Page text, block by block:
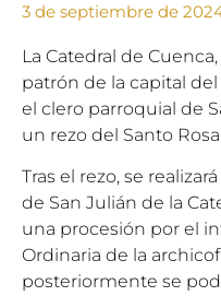
3 de septiembre de
La Catedral de
patrón de la capital
el clero parroquial de
un rezo del Santo
Tras el rezo, se
de San Julián de la
una procesión por el
Ordinaria de la
posteriormente se